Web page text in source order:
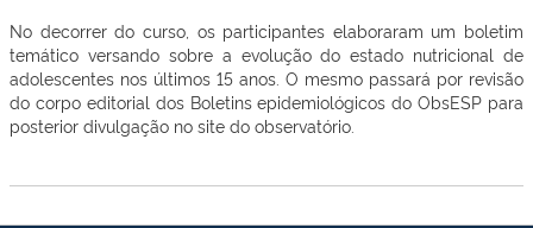
No decorrer do curso, os participantes elaboraram um boletim
temático versando sobre a evolução do estado nutricional de
adolescentes nos últimos 15 anos. O mesmo passará por revisão
do corpo editorial dos Boletins epidemiológicos do ObsESP para
posterior divulgação no site do observatório.